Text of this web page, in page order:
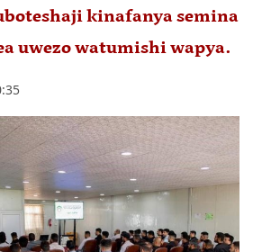
kinafanya semina
uwezo watumishi wapya.